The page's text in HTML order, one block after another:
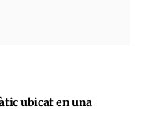
ubicat en una